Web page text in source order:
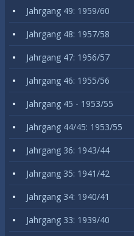
Jahrgang 49: 1959/60
Jahrgang 48: 1957/58
Jahrgang 47: 1956/57
Jahrgang 46: 1955/56
Jahrgang 45 - 1953/55
Jahrgang 44/45: 1953/55
Jahrgang 36: 1943/44
Jahrgang 35: 1941/42
Jahrgang 34: 1940/41
Jahrgang 33: 1939/40